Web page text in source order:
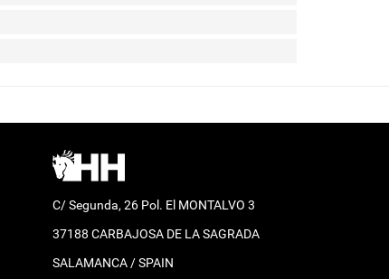
C/ Segunda, 26 Pol. El MONTALVO 3
37188 CARBAJOSA DE LA SAGRADA
SALAMANCA / SPAIN